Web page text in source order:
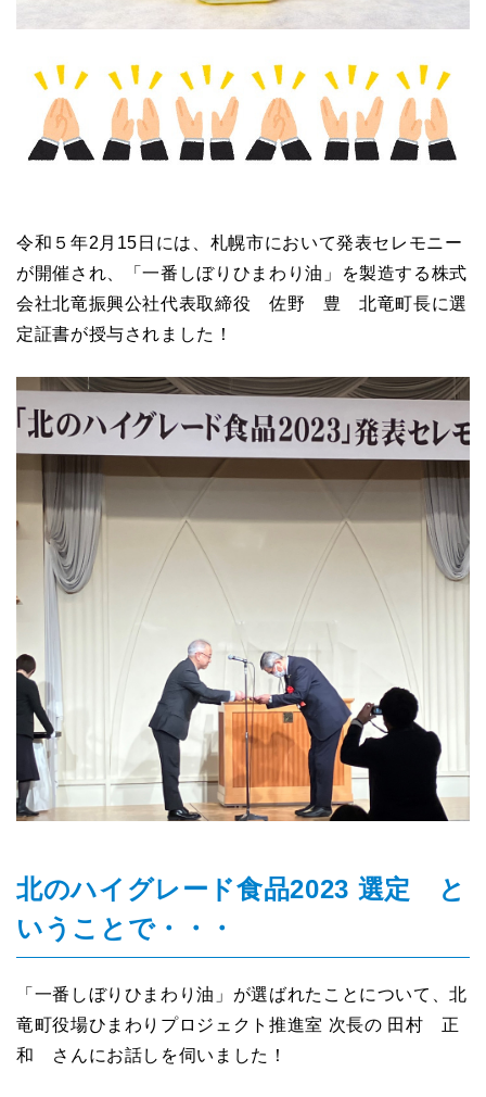
令和５年2月15日には、札幌市において発表セレモニー
が開催され、「一番しぼりひまわり油」を製造する株式
会社北竜振興公社代表取締役 佐野 豊 北竜町長に選
定証書が授与されました！
北のハイグレード食品2023 選定 と
いうことで・・・
「一番しぼりひまわり油」が選ばれたことについて、北
竜町役場ひまわりプロジェクト推進室 次長の 田村 正
和 さんにお話しを伺いました！